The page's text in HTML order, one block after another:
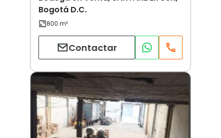
Bogotá D.C.
Contactar